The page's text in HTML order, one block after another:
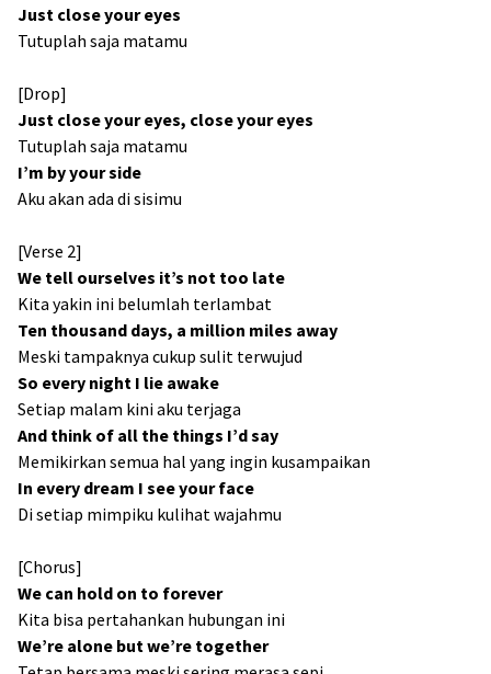
Just close your eyes
Tutuplah saja matamu
[Drop]
Just close your eyes, close your eyes
Tutuplah saja matamu
I’m by your side
Aku akan ada di sisimu
[Verse 2]
We tell ourselves it’s not too late
Kita yakin ini belumlah terlambat
Ten thousand days, a million miles away
Meski tampaknya cukup sulit terwujud
So every night I lie awake
Setiap malam kini aku terjaga
And think of all the things I’d say
Memikirkan semua hal yang ingin kusampaikan
In every dream I see your face
Di setiap mimpiku kulihat wajahmu
[Chorus]
We can hold on to forever
Kita bisa pertahankan hubungan ini
We’re alone but we’re together